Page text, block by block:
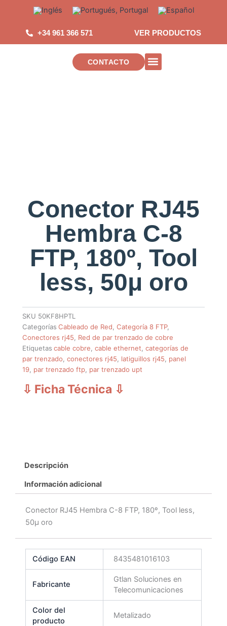
contenido
+34 961 366 571 VER PRODUCTOS
CONTACTO
Conector RJ45
Hembra C-8
FTP, 180º, Tool
less, 50μ oro
SKU 50KF8HPTL
Categorías Cableado de Red ,Categoría 8 FTP,
Conectores rj45
Red de par trenzado de cobre
Etiquetas cable cobre ,cable ethernet ,categorías de
par trenzado ,conectores rj45 latiguillos rj45
panel
19 par trenzado ftp par trenzado upt
⇩ Ficha Técnica ⇩
Descripción
Información adicional
Conector RJ45 Hembra C-8 FTP, 180º, Tool less,
50μ oro
Código EAN 8435481016103
Fabricante
Gtlan Soluciones en
Telecomunicaciones
Color del
producto
Metalizado